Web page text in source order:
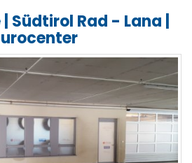
Südtirol Rad - Lana |